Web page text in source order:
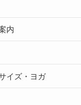
内
イズ・ヨガ